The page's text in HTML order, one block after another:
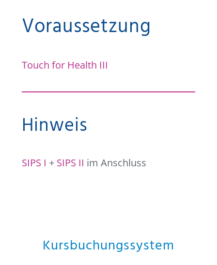
Voraussetzung
Touch for Health III
Hinweis
SIPS I + SIPS II im Anschluss
Kursbuchungssystem